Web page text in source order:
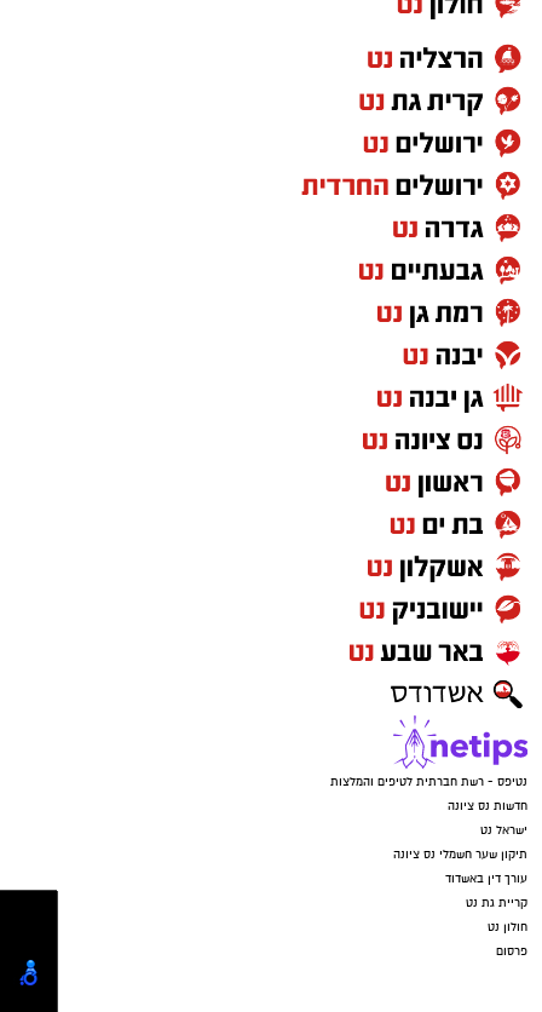
נטיפס - רשת חברתית לטיפים והמלצות
חדשות נס ציונה
ישראל נט
תיקון שער חשמלי נס ציונה
עורך דין באשדוד
קריית גת נט
חולון נט
פרסום